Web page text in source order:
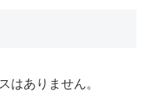
はありません。